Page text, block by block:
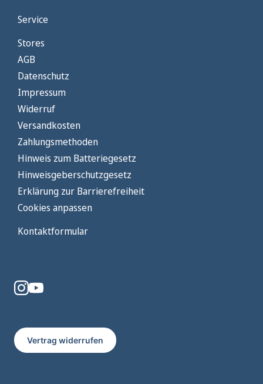
Jetzt Newsletter abonnieren & 10
Service
Stores
AGB
Datenschutz
Impressum
Widerruf
Versandkosten
Zahlungsmethoden
Hinweis zum Batteriegesetz
Hinweisgeberschutzgesetz
Erklärung zur Barrierefreiheit
Cookies anpassen
Kontaktformular
Vertrag widerrufen